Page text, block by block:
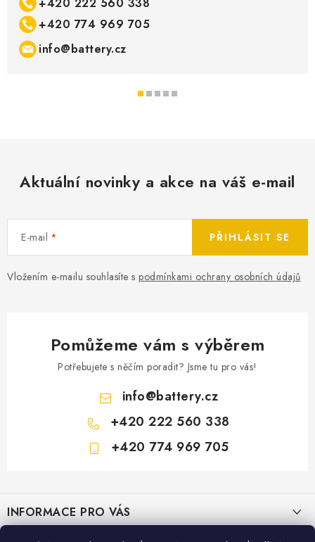
+420 222 560 338
+420 774 969 705
info@battery.cz
Aktuální novinky a akce na váš e-mail
E-mail
Vložením e-mailu souhlasíte s podmínkami ochrany osobních údajů
PŘIHLÁSIT SE
Pomůžeme vám s výběrem
Potřebujete s něčím poradit? Jsme tu pro vás!
info@battery.cz
+420 222 560 338
+420 774 969 705
pINFORMACE PRO VÁS